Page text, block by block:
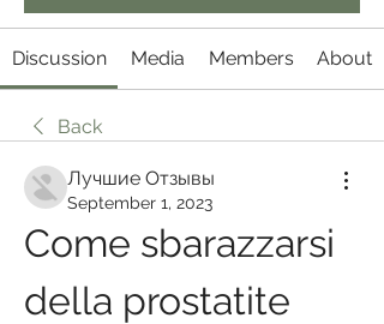
Discussion Media Members About
Back
Лучшие Отзывы
September 1, 2023
Come sbarazzarsi
della prostatite